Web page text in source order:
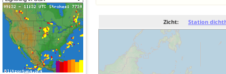
Zicht: Station